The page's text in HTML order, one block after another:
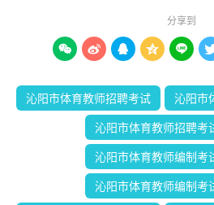
分享到
    
沁阳市体育教师招聘考试 沁阳市
沁阳市体育教师招聘考
沁阳市体育教师编制考
沁阳市体育教师编制考